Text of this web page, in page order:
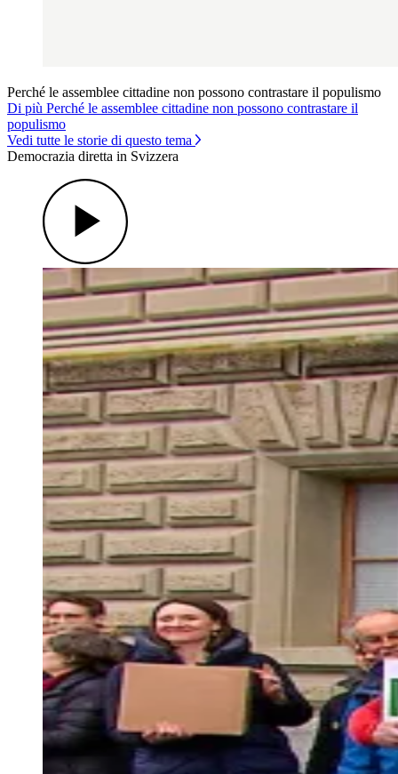
Perché le assemblee cittadine non possono contrastare il populismo
Di più Perché le assemblee cittadine non possono contrastare il
populismo
Vedi tutte le storie di questo tema
Democrazia diretta in Svizzera